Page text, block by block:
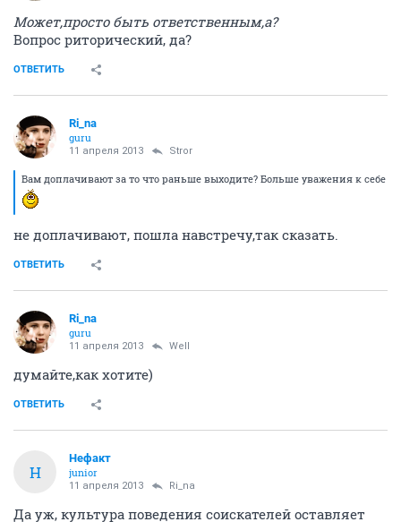
Может,просто быть ответственным,а?
Вопрос риторический, да?
ОТВЕТИТЬ
Ri_na
guru
11 апреля 2013 Stror
Вам доплачивают за то что раньше выходите? Больше уважения к себе
не доплачивают, пошла навстречу,так сказать.
ОТВЕТИТЬ
Ri_na
guru
11 апреля 2013 Well
думайте,как хотите)
ОТВЕТИТЬ
Н
Нефакт
junior
11 апреля 2013 Ri_na
Да уж, культура поведения соискателей оставляет